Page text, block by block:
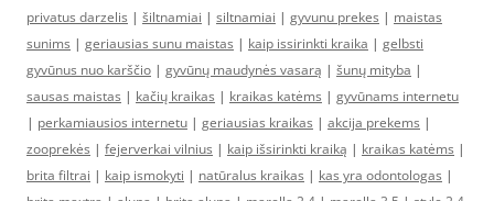
privatus darzelis | šiltnamiai | siltnamiai | gyvunu prekes | maistas
sunims | geriausias sunu maistas | kaip issirinkti kraika | gelbsti
gyvūnus nuo karščio | gyvūnų maudynės vasarą | šunų mityba |
sausas maistas | kačių kraikas | kraikas katėms | gyvūnams internetu
| perkamiausios internetu | geriausias kraikas | akcija prekems |
zooprekės | fejerverkai vilnius | kaip išsirinkti kraiką | kraikas katėms |
brita filtrai | kaip ismokyti | natūralus kraikas | kas yra odontologas |